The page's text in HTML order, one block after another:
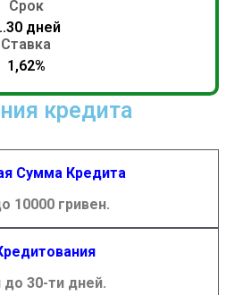
Срок
дней
Ставка
1,62%
кредита
Сумма Кредита
10000 гривен.
30-ти дней.